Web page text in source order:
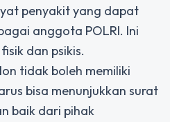
penyakit yang dapat
anggota POLRI. Ini
dan psikis.
tidak boleh memiliki
bisa menunjukkan surat
baik dari pihak